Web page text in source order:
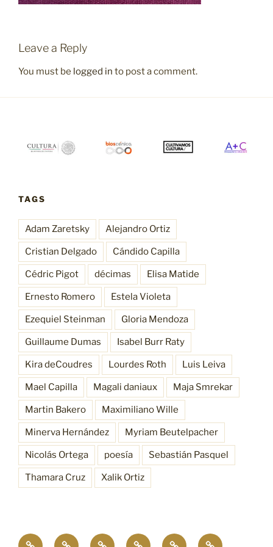
Leave a Reply
You must be logged in to post a comment.
TAGS
Adam Zaretsky Alejandro Ortiz
Cristian Delgado Cándido Capilla
Cédric Pigot décimas Elisa Matide
Ernesto Romero Estela Violeta
Ezequiel Steinman Gloria Mendoza
Guillaume Dumas Isabel Burr Raty
Kira deCoudres Lourdes Roth Luis Leiva
Mael Capilla Magali daniaux Maja Smrekar
Martin Bakero Maximiliano Wille
Minerva Hernández Myriam Beutelpacher
Nicolás Ortega poesía Sebastián Pasquel
Thamara Cruz Xalik Ortiz
Empatía¿QuiénesAntecedentesProcesosFuncionesResonancia